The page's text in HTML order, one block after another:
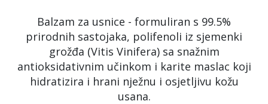
Balzam za usnice - formuliran s 99.5%
prirodnih sastojaka, polifenoli iz sjemenki
grožđa (Vitis Vinifera) sa snažnim
antioksidativnim učinkom i karite maslac koji
hidratizira i hrani nježnu i osjetljivu kožu
usana.